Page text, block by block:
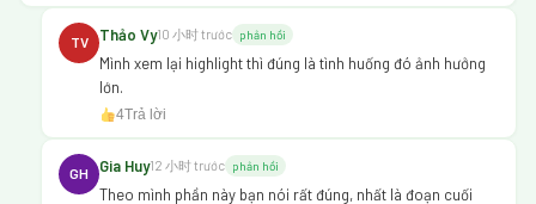
TV Thảo Vy10 小时 trước phản hồi
Mình xem lại highlight thì đúng là tình huống đó ảnh hưởng
lớn.
4Trả lời
GH Gia Huy12 小时 trước phản hồi
Theo mình phần này bạn nói rất đúng, nhất là đoạn cuối